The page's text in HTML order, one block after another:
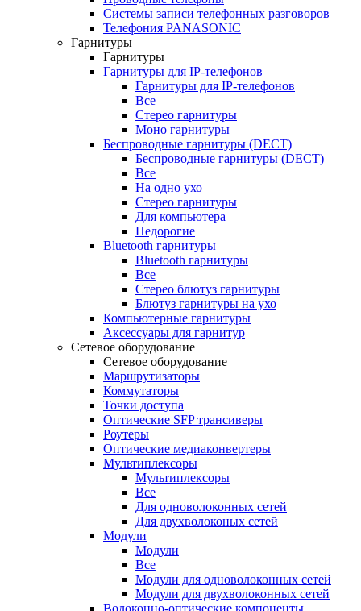
Системы записи телефонных разговоров
Телефония PANASONIC
Гарнитуры
Гарнитуры
Гарнитуры для IP-телефонов
Гарнитуры для IP-телефонов
Все
Стерео гарнитуры
Моно гарнитуры
Беспроводные гарнитуры (DECT)
Беспроводные гарнитуры (DECT)
Все
На одно ухо
Стерео гарнитуры
Для компьютера
Недорогие
Bluetooth гарнитуры
Bluetooth гарнитуры
Все
Стерео блютуз гарнитуры
Блютуз гарнитуры на ухо
Компьютерные гарнитуры
Аксессуары для гарнитур
Сетевое оборудование
Сетевое оборудование
Маршрутизаторы
Коммутаторы
Точки доступа
Оптические SFP трансиверы
Роутеры
Оптические медиаконвертеры
Мультиплексоры
Мультиплексоры
Все
Для одноволоконных сетей
Для двухволоконых сетей
Модули
Модули
Все
Модули для одноволоконных сетей
Модули для двухволоконных сетей
Волоконно-оптические компоненты